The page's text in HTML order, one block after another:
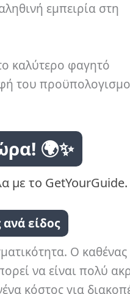
εμπειρία στη
καλύτερο φαγητό
του
🌍✨
με το GetYourGuide.
είδος
Ο καθένας
να είναι πολύ
κόστος για